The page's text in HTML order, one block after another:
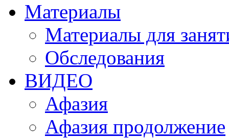
Материалы
Материалы для
Обследования
ВИДЕО
Афазия
Афазия продолжение